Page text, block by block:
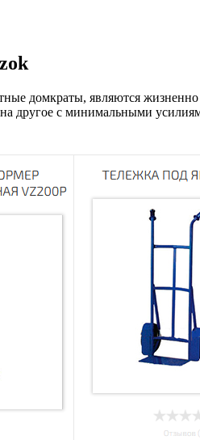
домкраты, являются
другое с минимальными